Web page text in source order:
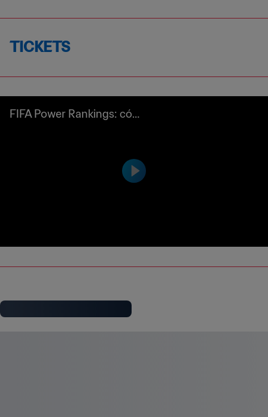
TICKETS
FIFA Power Rankings: cóm